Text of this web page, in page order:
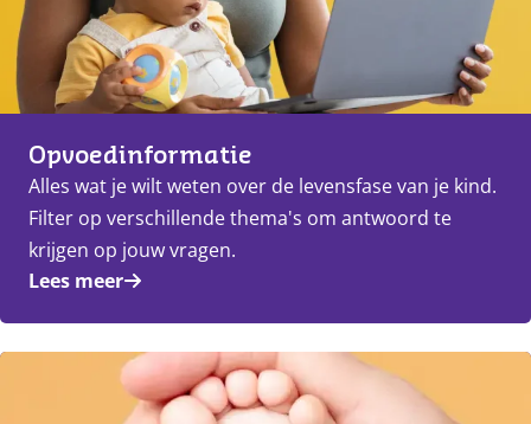
Opvoedinformatie
Alles wat je wilt weten over de levensfase van je kind.
Filter op verschillende thema's om antwoord te
krijgen op jouw vragen.
Lees meer